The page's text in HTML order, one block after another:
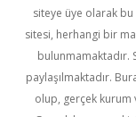
siteye üye olarak
sitesi, herhangi bir
bulunmamaktadır.
paylaşılmaktadır.
olup, gerçek kurum